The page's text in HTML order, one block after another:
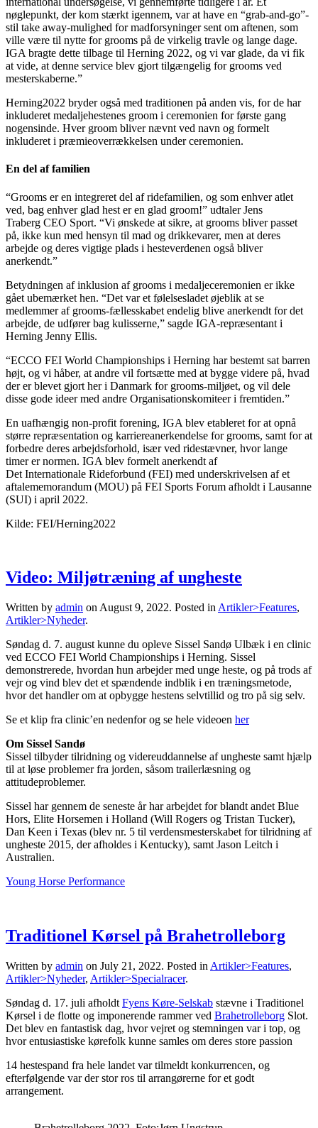
nøglepunkt, der kom stærkt igennem, var at have en “grab-and-go”-
stil take away-mulighed for madforsyninger sent om aftenen, som
ville være til nytte for grooms på de virkelig travle og lange dage.
IGA bragte dette tilbage til Herning 2022, og vi var glade, da vi fik
at vide, at denne service blev gjort tilgængelig for grooms ved
mesterskaberne.”
Herning2022 bryder også med traditionen på anden vis, for de har
inkluderet medaljehestenes groom i ceremonien for første gang
nogensinde. Hver groom bliver nævnt ved navn og formelt
inkluderet i præmieoverrækkelsen under ceremonien.
En del af familien
“Grooms er en integreret del af ridefamilien, og som enhver atlet
ved, bag enhver glad hest er en glad groom!” udtaler Jens
Traberg CEO Sport. “Vi ønskede at sikre, at grooms bliver passet
på, ikke kun med hensyn til mad og drikkevarer, men at deres
arbejde og deres vigtige plads i hesteverdenen også bliver
anerkendt.”
Betydningen af inklusion af grooms i medaljeceremonien er ikke
gået ubemærket hen. “Det var et følelsesladet øjeblik at se
medlemmer af grooms-fællesskabet endelig blive anerkendt for det
arbejde, de udfører bag kulisserne,” sagde IGA-repræsentant i
Herning Jenny Ellis.
“ECCO FEI World Championships i Herning har bestemt sat barren
højt, og vi håber, at andre vil fortsætte med at bygge videre på, hvad
der er blevet gjort her i Danmark for grooms-miljøet, og vil dele
disse gode ideer med andre Organisationskomiteer i fremtiden.”
En uafhængig non-profit forening, IGA blev etableret for at opnå
større repræsentation og karriereanerkendelse for grooms, samt for at
forbedre deres arbejdsforhold, især ved ridestævner, hvor lange
timer er normen. IGA blev formelt anerkendt af
Det Internationale Rideforbund (FEI) med underskrivelsen af et
aftalememorandum (MOU) på FEI Sports Forum afholdt i Lausanne
(SUI) i april 2022.
Kilde: FEI/Herning2022
Video: Miljøtræning af ungheste
Written by admin on August 9, 2022. Posted in Artikler>Features,
Artikler>Nyheder.
Søndag d. 7. august kunne du opleve Sissel Sandø Ulbæk i en clinic
ved ECCO FEI World Championships i Herning. Sissel
demonstrerede, hvordan hun arbejder med unge heste, og på trods af
vejr og vind blev det et spændende indblik i en træningsmetode,
hvor det handler om at opbygge hestens selvtillid og tro på sig selv.
Se et klip fra clinic’en nedenfor og se hele videoen her
Om Sissel Sandø
Sissel tilbyder tilridning og videreuddannelse af ungheste samt hjælp
til at løse problemer fra jorden, såsom trailerlæsning og
attitudeproblemer.
Sissel har gennem de seneste år har arbejdet for blandt andet Blue
Hors, Elite Horsemen i Holland (Will Rogers og Tristan Tucker),
Dan Keen i Texas (blev nr. 5 til verdensmesterskabet for tilridning af
ungheste 2015, der afholdes i Kentucky), samt Jason Leitch i
Australien.
Young Horse Performance
Traditionel Kørsel på Brahetrolleborg
Written by admin on July 21, 2022. Posted in Artikler>Features,
Artikler>Nyheder, Artikler>Specialracer.
Søndag d. 17. juli afholdt Fyens Køre-Selskab stævne i Traditionel
Kørsel i de flotte og imponerende rammer ved Brahetrolleborg Slot.
Det blev en fantastisk dag, hvor vejret og stemningen var i top, og
hvor entusiastiske kørefolk kunne samles om deres store passion
14 hestespand fra hele landet var tilmeldt konkurrencen, og
efterfølgende var der stor ros til arrangørerne for et godt
arrangement.